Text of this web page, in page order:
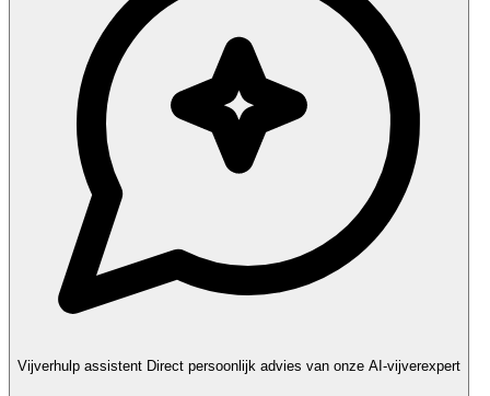
Vijverhulp assistent Direct persoonlijk advies van onze AI-vijverexpert